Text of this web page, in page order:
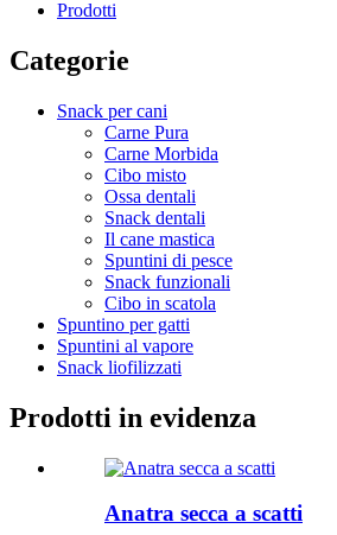
Prodotti
Categorie
Snack per cani
Carne Pura
Carne Morbida
Cibo misto
Ossa dentali
Snack dentali
Il cane mastica
Spuntini di pesce
Snack funzionali
Cibo in scatola
Spuntino per gatti
Spuntini al vapore
Snack liofilizzati
Prodotti in evidenza
Anatra secca a scatti